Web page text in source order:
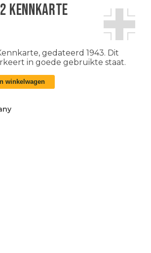
Kennkarte
gedateerd 1943. Dit
in goede gebruikte staat.
winkelwagen